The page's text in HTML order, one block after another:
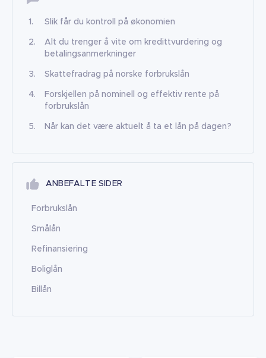
Slik får du kontroll på økonomien
Alt du trenger å vite om kredittvurdering og
betalingsanmerkninger
Skattefradrag på norske forbrukslån
Forskjellen på nominell og effektiv rente på
forbrukslån
Når kan det være aktuelt å ta et lån på dagen?
ANBEFALTE SIDER
Forbrukslån
Smålån
Refinansiering
Boliglån
Billån